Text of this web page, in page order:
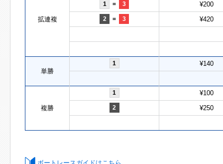
拡連複
1 = 3 ¥200
2 = 3 ¥420
単勝
1 ¥140
複勝
1 ¥100
2 ¥250